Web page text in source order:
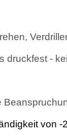
druckfest -
von -